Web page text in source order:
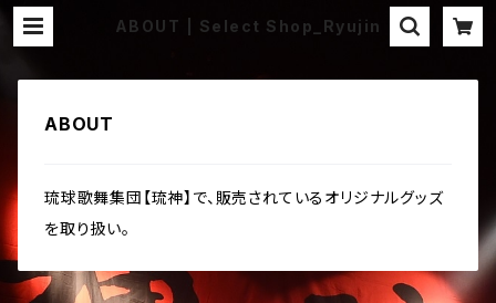
ABOUT | Select Shop_Ryujin
ABOUT
琉球歌舞集団【琉神】で、販売されているオリジナルグッズ
を取り扱い。